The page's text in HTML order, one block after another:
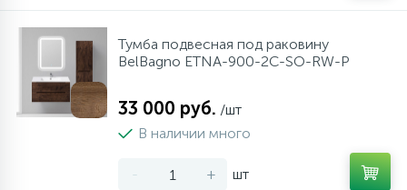
Тумба подвесная под раковину
BelBagno ETNA-900-2C-SO-RW-P
33 000 руб. /шт
В наличии много
- + шт